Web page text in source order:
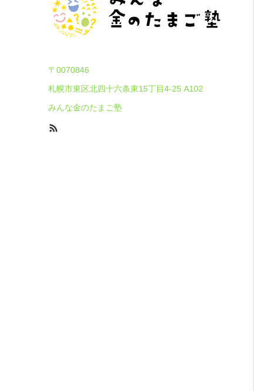
〒0070846
札幌市東区北四十六条東15丁目4-25 A102
みんな金のたまご塾